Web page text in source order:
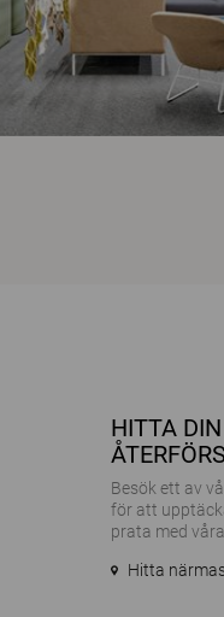
HITTA
Besök ett av
för att
prata med
Hitta